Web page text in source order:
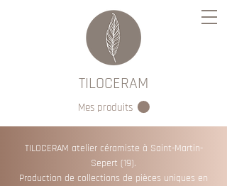
TILOCERAM
Mes produits
TILOCERAM atelier céramiste à Saint-Martin-
Sepert (19).
Production de collections de pièces uniques en